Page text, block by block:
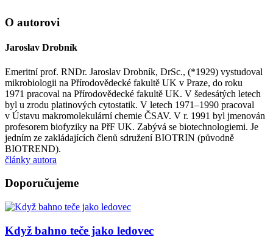
O autorovi
Jaroslav Drobník
Emeritní prof. RNDr. Jaroslav Drobník, DrSc., (*1929) vystudoval
mikrobiologii na Přírodovědecké fakultě UK v Praze, do roku
1971 pracoval na Přírodovědecké fakultě UK. V šedesátých letech
byl u zrodu platinových cytostatik. V letech 1971–1990 pracoval
v Ústavu makromolekulární chemie ČSAV. V r. 1991 byl jmenován
profesorem biofyziky na PřF UK. Zabývá se biotechnologiemi. Je
jedním ze zakládajících členů sdružení BIOTRIN (původně
BIOTREND).
články autora
Doporučujeme
Když bahno teče jako ledovec